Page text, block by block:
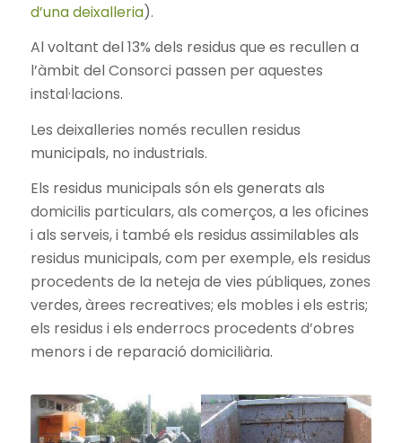
d’una deixalleria).
Al voltant del 13% dels residus que es recullen a
l’àmbit del Consorci passen per aquestes
instal·lacions.
Les deixalleries només recullen residus
municipals, no industrials.
Els residus municipals són els generats als
domicilis particulars, als comerços, a les oficines
i als serveis, i també els residus assimilables als
residus municipals, com per exemple, els residus
procedents de la neteja de vies públiques, zones
verdes, àrees recreatives; els mobles i els estris;
els residus i els enderrocs procedents d’obres
menors i de reparació domiciliària.